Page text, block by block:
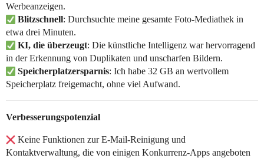
Werbeanzeigen.
Blitzschnell: Durchsuchte meine gesamte Foto-Mediathek in
etwa drei Minuten.
KI, die überzeugt: Die künstliche Intelligenz war hervorragend
in der Erkennung von Duplikaten und unscharfen Bildern.
Speicherplatzersparnis: Ich habe 32 GB an wertvollem
Speicherplatz freigemacht, ohne viel Aufwand.
Verbesserungspotenzial
Keine Funktionen zur E-Mail-Reinigung und
Kontaktverwaltung, die von einigen Konkurrenz-Apps angeboten